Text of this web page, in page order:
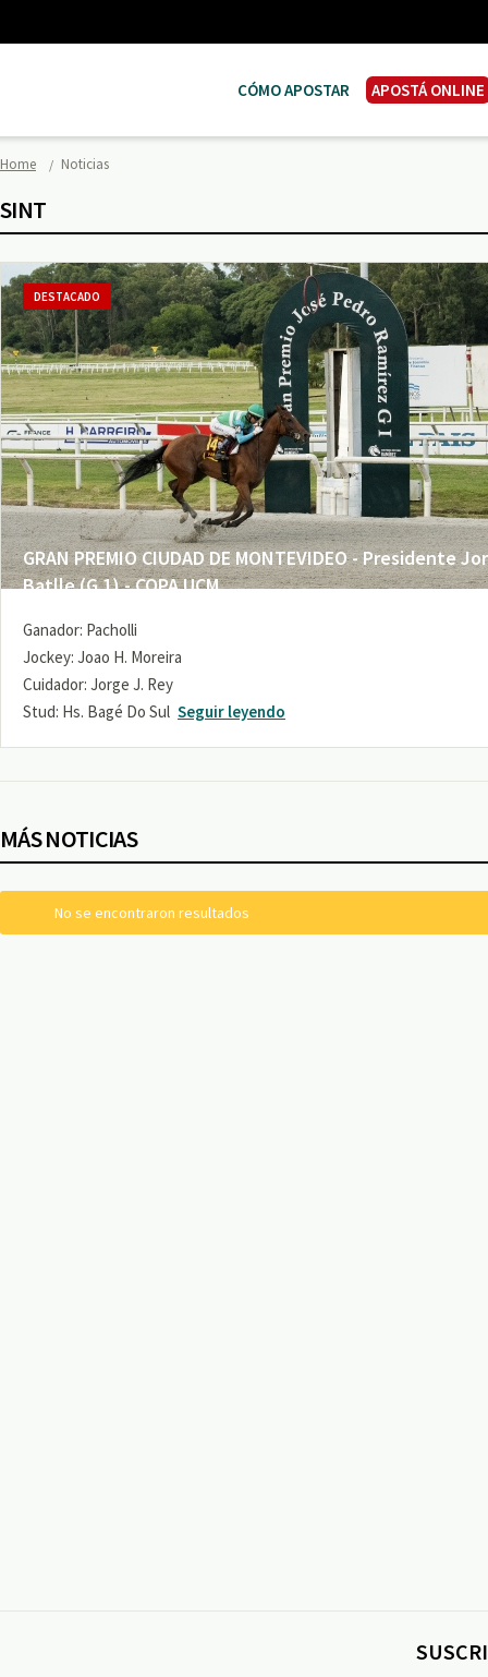
CÓMO APOSTAR APOSTÁ ONLINE
Home Noticias
SINT
GRAN PREMIO CIUDAD DE MONTEVIDEO - Presidente
Batlle (G 1) - COPA UCM
DESTACADO
Ganador: Pacholli
Jockey: Joao H. Moreira
Cuidador: Jorge J. Rey
Stud: Hs. Bagé Do Sul Seguir leyendo
MÁS NOTICIAS
No se encontraron resultados